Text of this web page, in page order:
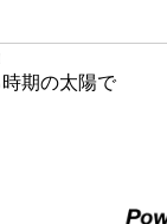
期の太陽で